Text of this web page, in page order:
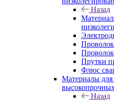
Назад
Прутки
Флюс
Материалы для
Назад